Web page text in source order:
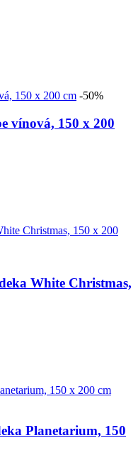
-50%
vínová, 150 x 200
White Christmas,
Planetarium, 150